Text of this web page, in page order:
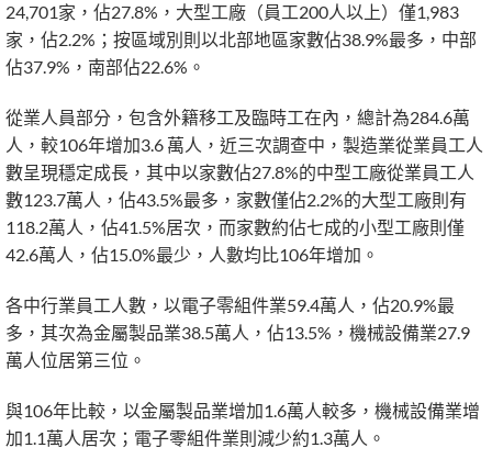
24,701家，佔27.8%，大型工廠（員工200人以上）僅1,983
家，佔2.2%；按區域別則以北部地區家數佔38.9%最多，中部
佔37.9%，南部佔22.6%。
從業人員部分，包含外籍移工及臨時工在內，總計為284.6萬
人，較106年增加3.6 萬人，近三次調查中，製造業從業員工人
數呈現穩定成長，其中以家數佔27.8%的中型工廠從業員工人
數123.7萬人，佔43.5%最多，家數僅佔2.2%的大型工廠則有
118.2萬人，佔41.5%居次，而家數約佔七成的小型工廠則僅
42.6萬人，佔15.0%最少，人數均比106年增加。
各中行業員工人數，以電子零組件業59.4萬人，佔20.9%最
多，其次為金屬製品業38.5萬人，佔13.5%，機械設備業27.9
萬人位居第三位。
與106年比較，以金屬製品業增加1.6萬人較多，機械設備業增
加1.1萬人居次；電子零組件業則減少約1.3萬人。